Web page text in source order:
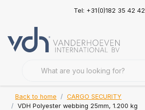
Tel: +31(0)182 35 42 42
Back to home
CARGO SECURITY
VDH Polyester webbing 25mm, 1.200 kg